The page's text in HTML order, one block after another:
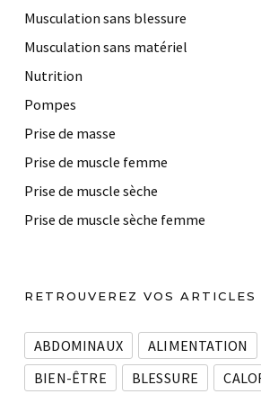
Musculation sans blessure
Musculation sans matériel
Nutrition
Pompes
Prise de masse
Prise de muscle femme
Prise de muscle sèche
Prise de muscle sèche femme
RETROUVEREZ VOS ARTICLES
ABDOMINAUX ALIMENTATION
BIEN-ÊTRE
BLESSURE